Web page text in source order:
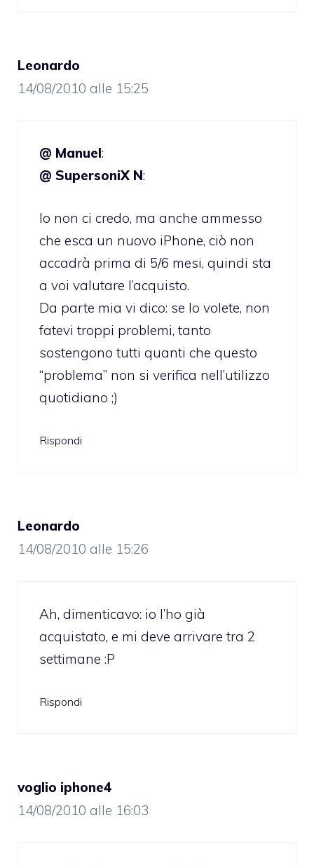
Leonardo
14/08/2010 alle 15:25
@ Manuel:
@ SupersoniX N:
Io non ci credo, ma anche ammesso
che esca un nuovo iPhone, ciò non
accadrà prima di 5/6 mesi, quindi sta
a voi valutare l’acquisto.
Da parte mia vi dico: se lo volete, non
fatevi troppi problemi, tanto
sostengono tutti quanti che questo
“problema” non si verifica nell’utilizzo
quotidiano ;)
Rispondi
Leonardo
14/08/2010 alle 15:26
Ah, dimenticavo: io l’ho già
acquistato, e mi deve arrivare tra 2
settimane :P
Rispondi
voglio iphone4
14/08/2010 alle 16:03